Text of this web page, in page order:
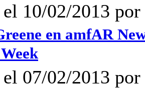
el 10/02/2013
en amfAR
el 07/02/2013